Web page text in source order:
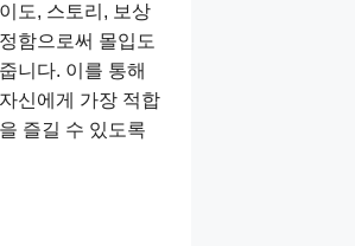
도, 스토리, 보상
함으로써 몰입도
니다. 이를 통해
신에게 가장 적합
즐길 수 있도록